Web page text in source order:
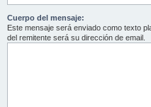
Cuerpo del mensaje:
Este mensaje será enviado como texto
del remitente será su dirección de email.